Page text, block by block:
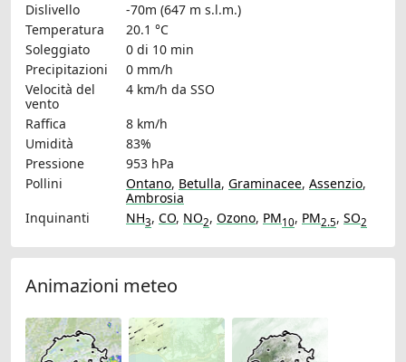
Dislivello
-70m (647 m s.l.m.)
Temperatura
20.1 °C
Soleggiato
0 di 10 min
Precipitazioni
0 mm/h
Velocità del
vento
4 km/h da SSO
Raffica
8 km/h
Umidità
83%
Pressione
953 hPa
Pollini
Ontano, Betulla, Graminacee, Assenzio,
Ambrosia
Inquinanti
NH3, CO, NO2, Ozono, PM10, PM2.5, SO2
Animazioni meteo